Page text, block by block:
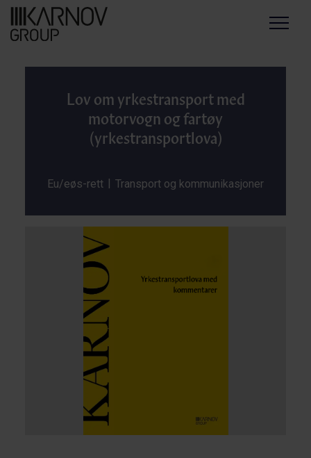
Menu
Lov om yrkestransport med
motorvogn og fartøy
(yrkestransportlova)
|